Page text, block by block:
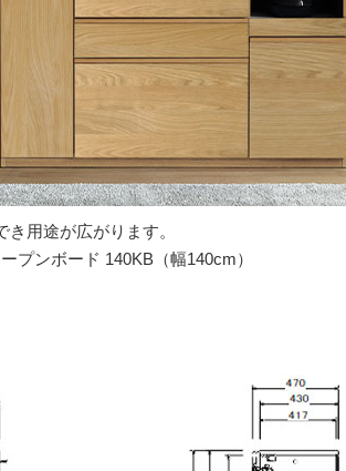
用途が広がります。
プンボード 140KB（幅140cm）